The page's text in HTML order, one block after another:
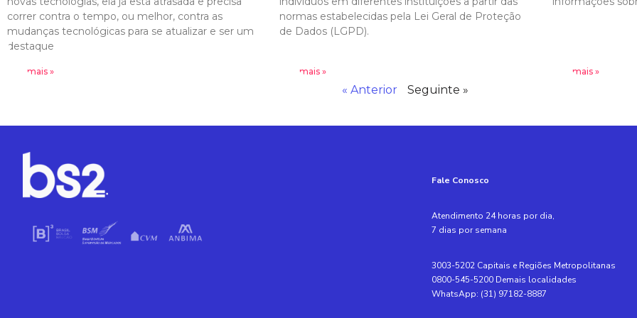
correr contra o tempo, ou melhor, contra as
mudanças tecnológicas para se atualizar e ser um
destaque
Leia mais »
normas estabelecidas pela Lei Geral de Proteção
de Dados (LGPD).
Leia mais » Leia mais »
« Anterior Seguinte »
Fale Conosco
Atendimento 24 horas por dia,
7 dias por semana
3003-5202 Capitais e Regiões Metropolitanas
0800-545-5200 Demais localidades
WhatsApp: (31) 97182-8887